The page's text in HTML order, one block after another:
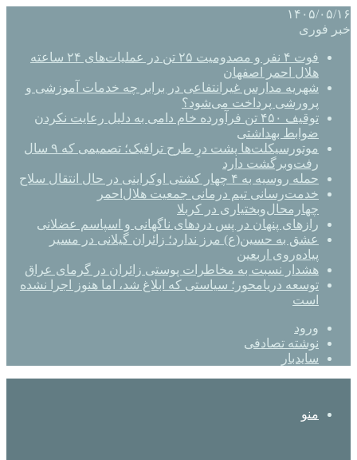
۱۴۰۵/۰۵/۱۶
خبر فوری
فوت ۴ نفر و مصدومیت ۲۵ تن در عملیات‌های ۲۴ ساعته
هلال احمر اصفهان
شهریه مدارس غیرانتفاعی در برابر چه خدمات آموزشی و
پرورشی پرداخت می‌شود؟
توقیف ۴۵۰ تن فرآورده خام دامی به دلیل رعایت نکردن
ضوابط بهداشتی
موتورسیکلت‌ها پشت درِ طرح ترافیک؛ تصمیمی که ۹ سال
رفت‌وبرگشت دارد
حمله روسیه به ۴ چهار کشتی اوکراینی در حال انتقال سلاح
خدمت‌رسانی تیم درمانی جمعیت هلال‌احمر
چهارمحال‌وبختیاری در کربلا
رازهای پنهان در پس دردهای ناگهانی و اسپاسم عضلانی
عشق به حسین(ع) مرز ندارد؛ زائران گیلانی در مسیر
پیاده‌روی اربعین
هشدار نسبت به مخاطرات پوستی زائران در گرمای عراق
توسعه دریامحور؛ سیاستی که ابلاغ شد، اما هنوز اجرا نشده
است
ورود
نوشته تصادفی
سایدبار
منو